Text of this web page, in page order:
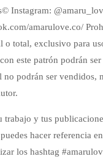
Instagram:
amarulove.co/
o total, exclusivo para
este patrón podrán
no podrán ser vendidos,
trabajo y tus
hacer referencia
los hashtag